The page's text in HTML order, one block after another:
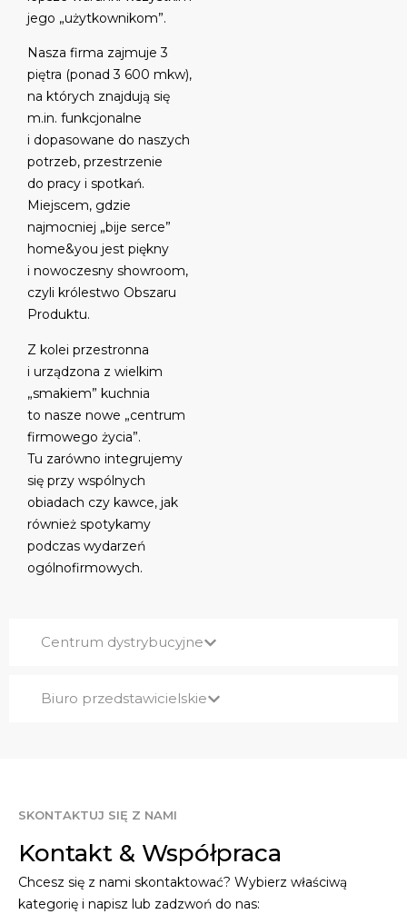
Centrum dystrybucyjne
Biuro przedstawicielskie
jego „użytkownikom”.
Nasza firma zajmuje 3
piętra (ponad 3 600 mkw),
na których znajdują się
m.in. funkcjonalne
i dopasowane do naszych
potrzeb, przestrzenie
do pracy i spotkań.
Miejscem, gdzie
najmocniej „bije serce”
home&you jest piękny
i nowoczesny showroom,
czyli królestwo Obszaru
Produktu.
Z kolei przestronna
i urządzona z wielkim
„smakiem” kuchnia
to nasze nowe „centrum
firmowego życia”.
Tu zarówno integrujemy
się przy wspólnych
obiadach czy kawce, jak
również spotykamy
podczas wydarzeń
ogólnofirmowych.
SKONTAKTUJ SIĘ Z NAMI
Kontakt & Współpraca
Chcesz się z nami skontaktować? Wybierz właściwą
kategorię i napisz lub zadzwoń do nas: